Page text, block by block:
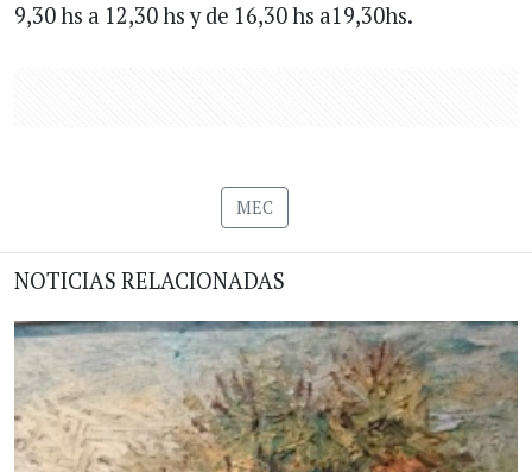
9,30 hs a 12,30 hs y de 16,30 hs a19,30hs.
MEC
NOTICIAS RELACIONADAS